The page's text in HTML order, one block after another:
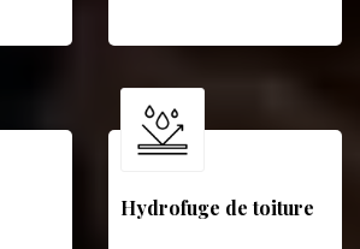
Hydrofuge de toiture